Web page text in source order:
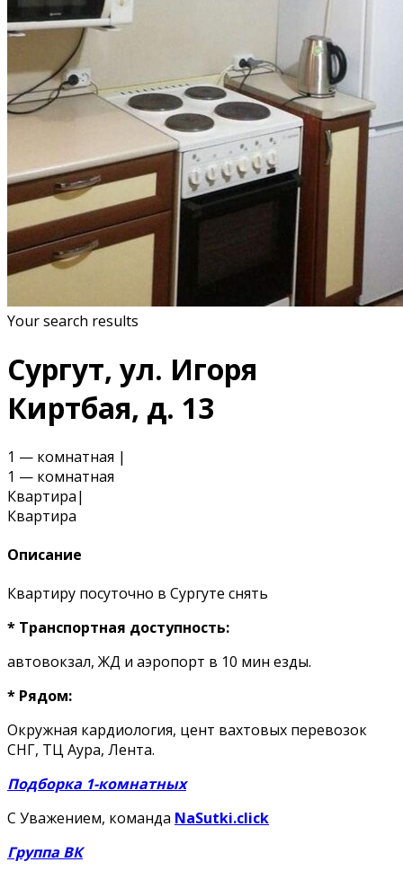
Your search results
Сургут, ул. Игоря
Киртбая, д. 13
1 — комнатная |
1 — комнатная
Квартира|
Квартира
Описание
Квартиру посуточно в Сургуте снять
* Транспортная доступность:
автовокзал, ЖД и аэропорт в 10 мин езды.
* Рядом:
Окружная кардиология, цент вахтовых перевозок
СНГ, ТЦ Аура, Лента.
Подборка 1-комнатных
С Уважением, команда NaSutki.click
Группа ВК